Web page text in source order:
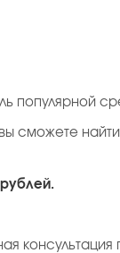
популярной
сможете